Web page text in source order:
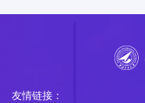
友情链接：